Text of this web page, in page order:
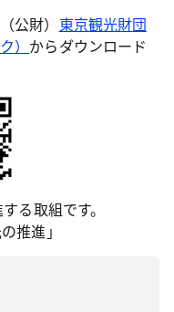
公財） 東京観光財団
） からダウンロード
る取組です。
推進」